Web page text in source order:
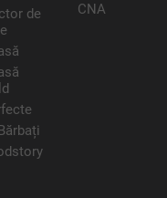
de
CNA